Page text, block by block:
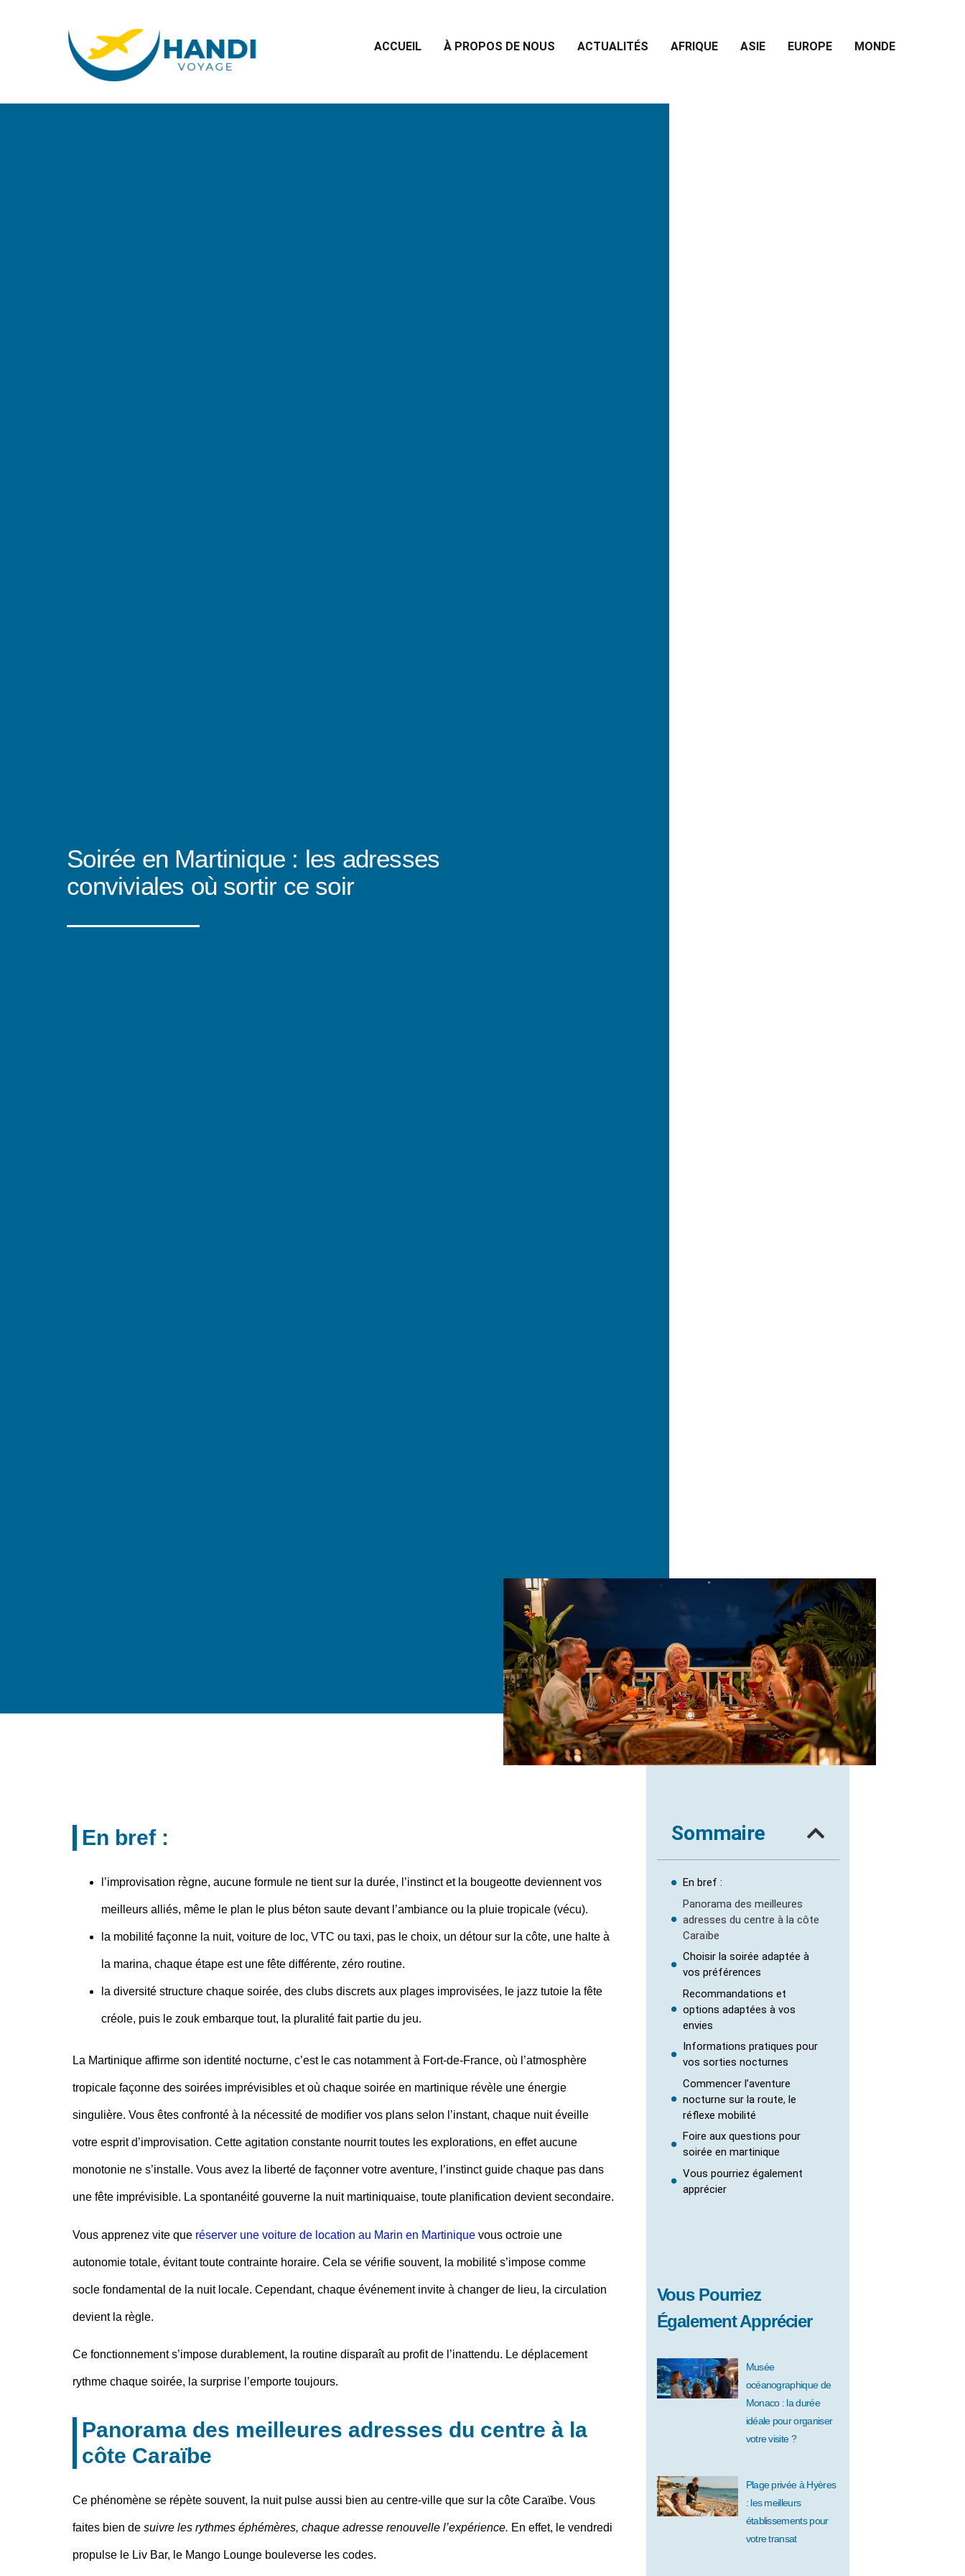
ACCUEIL À PROPOS DE NOUS ACTUALITÉS AFRIQUE ASIE EUROPE MONDE
Soirée en Martinique : les adresses
conviviales où sortir ce soir
En bref :
l’improvisation règne, aucune formule ne tient sur la durée, l’instinct et la bougeotte deviennent vos
meilleurs alliés, même le plan le plus béton saute devant l’ambiance ou la pluie tropicale (vécu).
la mobilité façonne la nuit, voiture de loc, VTC ou taxi, pas le choix, un détour sur la côte, une halte à
la marina, chaque étape est une fête différente, zéro routine.
la diversité structure chaque soirée, des clubs discrets aux plages improvisées, le jazz tutoie la fête
créole, puis le zouk embarque tout, la pluralité fait partie du jeu.
La Martinique affirme son identité nocturne, c’est le cas notamment à Fort-de-France, où l’atmosphère
tropicale façonne des soirées imprévisibles et où chaque soirée en martiniquerévèle une énergie
singulière. Vous êtes confronté à la nécessité de modifier vos plans selon l’instant, chaque nuit éveille
votre esprit d’improvisation. Cette agitation constante nourrit toutes les explorations, en effet aucune
monotonie ne s’installe. Vous avez la liberté de façonner votre aventure, l’instinct guide chaque pas dans
une fête imprévisible. La spontanéité gouverne la nuit martiniquaise, toute planification devient secondaire.
Vous apprenez vite que réserver une voiture de location au Marin en Martiniquevous octroie une
autonomie totale, évitant toute contrainte horaire. Cela se vérifie souvent, la mobilité s’impose comme
socle fondamental de la nuit locale. Cependant, chaque événement invite à changer de lieu, la circulation
devient la règle.
Ce fonctionnement s’impose durablement, la routine disparaît au profit de l’inattendu. Le déplacement
rythme chaque soirée, la surprise l’emporte toujours.
Panorama des meilleures adresses du centre à la
côte Caraïbe
Ce phénomène se répète souvent, la nuit pulse aussi bien au centre-ville que sur la côte Caraïbe. Vous
faites bien de suivre les rythmes éphémères, chaque adresse renouvelle l’expérience. En effet, le vendredi
propulse le Liv Bar, le Mango Lounge bouleverse les codes.
Sommaire
En bref :
Panorama des meilleures
adresses du centre à la côte
Caraïbe
Choisir la soirée adaptée à
vos préférences
Recommandations et
options adaptées à vos
envies
Informations pratiques pour
vos sorties nocturnes
Commencer l’aventure
nocturne sur la route, le
réflexe mobilité
Foire aux questions pour
soirée en martinique
Vous pourriez également
apprécier
Vous Pourriez
Également Apprécier
Musée
océanographique de
Monaco : la durée
idéale pour organiser
votre visite ?
Plage privée à Hyères
: les meilleurs
établissements pour
votre transat